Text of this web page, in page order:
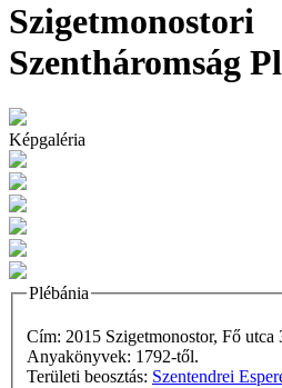
Szigetmonostori
Szentháromság
Képgaléria
Plébánia
Cím: 2015 Szigetmonostor, Fő utca
Anyakönyvek: 1792-től.
Területi beosztás: Szentendrei